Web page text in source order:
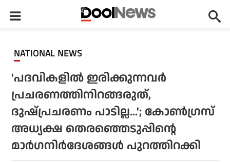
NATIONAL NEWS
'പദവികളില്‍ ഇരിക്കുന്നവര്‍
പ്രചരണത്തിനിറങ്ങരുത്,
ദുഷ്പ്രചരണം പാടില്ല...'; കോണ്‍ഗ്രസ്
അധ്യക്ഷ തെരഞ്ഞെടുപ്പിന്റെ
മാര്‍ഗനിര്‍ദേശങ്ങള്‍ പുറത്തിറക്കി